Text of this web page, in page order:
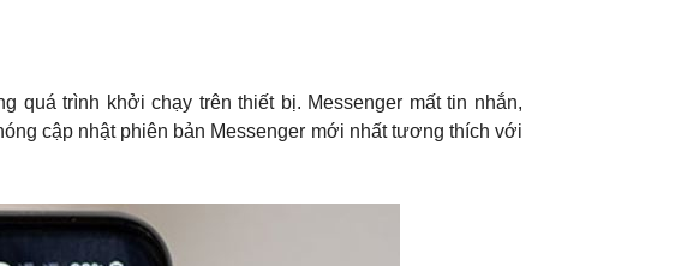
quá trình khởi chạy trên thiết bị. Messenger mất tin nhắn,
cập nhật phiên bản Messenger mới nhất tương thích với